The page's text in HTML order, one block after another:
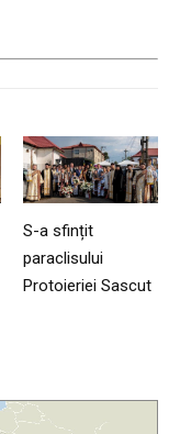
S-a sfințit
paraclisului
Protoieriei Sascut